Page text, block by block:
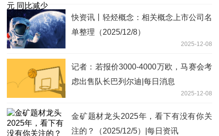
快资讯丨轻烃概念：相关概念上市公司名
单整理（2025/12/8）
2025-12-08
记者：若报价3000-4000万欧，马赛会考
虑出售队长巴列尔迪|每日消息
2025-12-08
金矿题材龙头2025年，看下有没有你关
注的？（2025/12/5）|每日资讯